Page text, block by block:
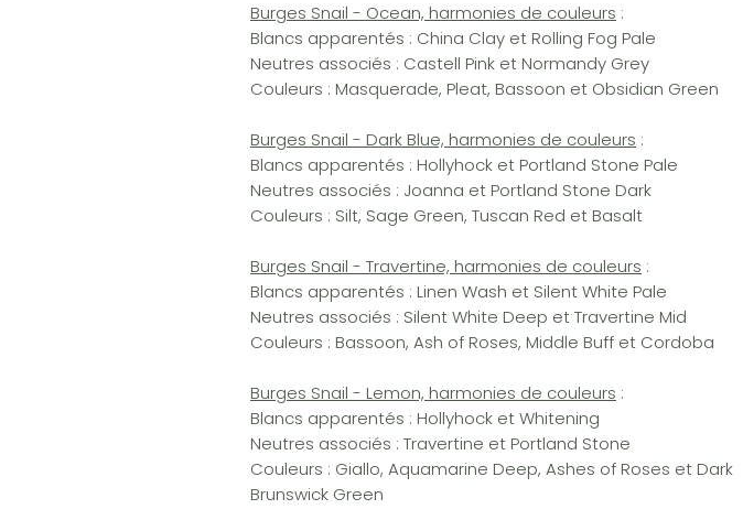
Burges Snail - Ocean, harmonies de couleurs :
Blancs apparentés : China Clay et Rolling Fog Pale
Neutres associés : Castell Pink et Normandy Grey
Couleurs : Masquerade, Pleat, Bassoon et Obsidian Green
Burges Snail - Dark Blue, harmonies de couleurs :
Blancs apparentés : Hollyhock et Portland Stone Pale
Neutres associés : Joanna et Portland Stone Dark
Couleurs : Silt, Sage Green, Tuscan Red et Basalt
Burges Snail - Travertine, harmonies de couleurs :
Blancs apparentés : Linen Wash et Silent White Pale
Neutres associés : Silent White Deep et Travertine Mid
Couleurs : Bassoon, Ash of Roses, Middle Buff et Cordoba
Burges Snail - Lemon, harmonies de couleurs :
Blancs apparentés : Hollyhock et Whitening
Neutres associés : Travertine et Portland Stone
Couleurs : Giallo, Aquamarine Deep, Ashes of Roses et Dark
Brunswick Green